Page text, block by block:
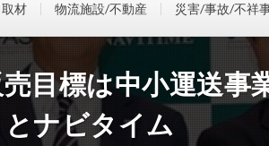
材 物流施設/不動産 災害/事故/不祥
目標は中小運送事
とナビタイム